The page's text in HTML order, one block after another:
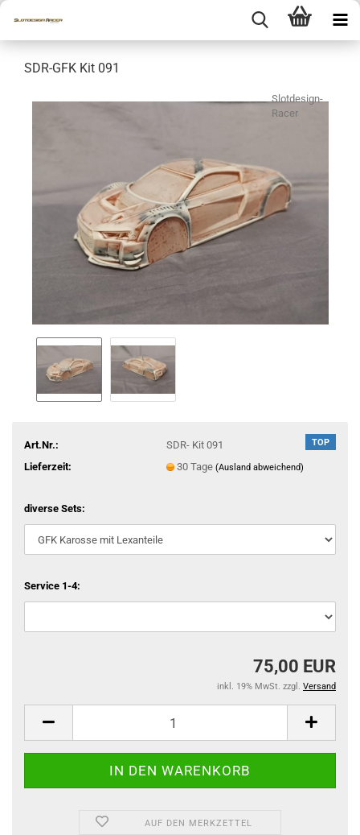
SDR-GFK Kit 091
Slotdesign-
Racer
TOP
Art.Nr.:
SDR- Kit 091
Lieferzeit:
30 Tage (Ausland abweichend)
diverse Sets:
Service 1-4:
75,00 EUR
inkl. 19% MwSt. zzgl. Versand
AUF DEN MERKZETTEL